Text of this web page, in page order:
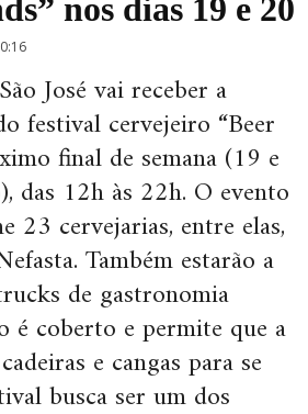
nos dias 19 e 20
José vai receber a
festival cervejeiro “Beer
final de semana (19 e
das 12h às 22h. O evento
23 cervejarias, entre elas,
Também estarão a
de gastronomia
é coberto e permite que a
e cangas para se
busca ser um dos